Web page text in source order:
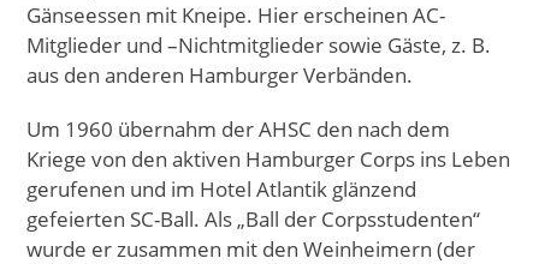
Gänseessen mit Kneipe. Hier erscheinen AC-
Mitglieder und –Nichtmitglieder sowie Gäste, z. B.
aus den anderen Hamburger Verbänden.
Um 1960 übernahm der AHSC den nach dem
Kriege von den aktiven Hamburger Corps ins Leben
gerufenen und im Hotel Atlantik glänzend
gefeierten SC-Ball. Als „Ball der Corpsstudenten“
wurde er zusammen mit den Weinheimern (der